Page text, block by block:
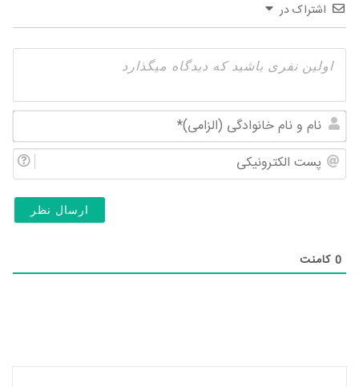
اشتراک در
و
0 کامنت